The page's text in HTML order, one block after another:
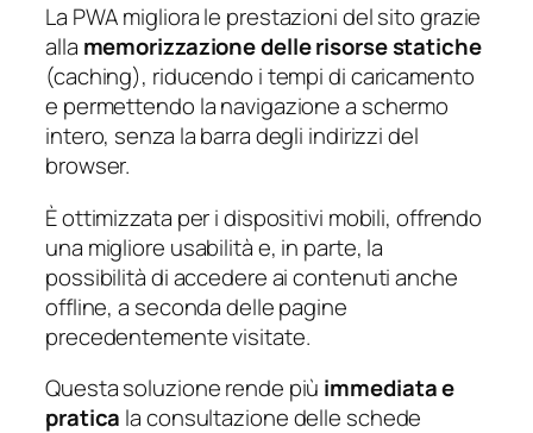
La PWA migliora le prestazioni del sito grazie
alla memorizzazione delle risorse statiche
(caching), riducendo i tempi di caricamento
e permettendo la navigazione a schermo
intero, senza la barra degli indirizzi del
browser.
È ottimizzata per i dispositivi mobili, offrendo
una migliore usabilità e, in parte, la
possibilità di accedere ai contenuti anche
offline, a seconda delle pagine
precedentemente visitate.
Questa soluzione rende più immediata e
pratica la consultazione delle schede